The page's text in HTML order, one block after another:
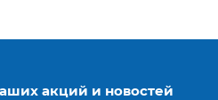
акций и новостей